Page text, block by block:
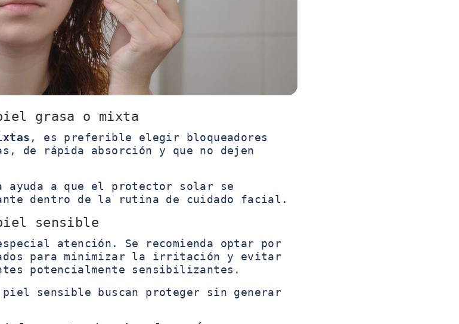
grasa o mixta
, es preferible elegir bloqueadores
de rápida absorción y que no dejen
ayuda a que el protector solar se
dentro de la rutina de cuidado facial.
sensible
atención. Se recomienda optar por
para minimizar la irritación y evitar
potencialmente sensibilizantes.
piel sensible buscan proteger sin generar